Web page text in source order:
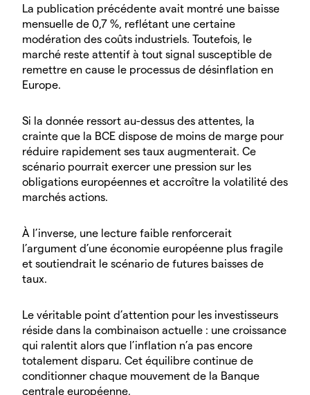
La publication précédente avait montré une baisse
mensuelle de 0,7 %, reflétant une certaine
modération des coûts industriels. Toutefois, le
marché reste attentif à tout signal susceptible de
remettre en cause le processus de désinflation en
Europe.
Si la donnée ressort au-dessus des attentes, la
crainte que la BCE dispose de moins de marge pour
réduire rapidement ses taux augmenterait. Ce
scénario pourrait exercer une pression sur les
obligations européennes et accroître la volatilité des
marchés actions.
À l’inverse, une lecture faible renforcerait
l’argument d’une économie européenne plus fragile
et soutiendrait le scénario de futures baisses de
taux.
Le véritable point d’attention pour les investisseurs
réside dans la combinaison actuelle : une croissance
qui ralentit alors que l’inflation n’a pas encore
totalement disparu. Cet équilibre continue de
conditionner chaque mouvement de la Banque
centrale européenne.